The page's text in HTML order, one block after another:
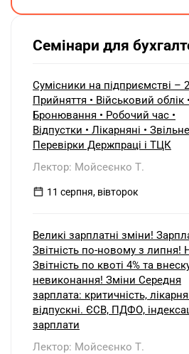
Семінари для
Сумісники на підприємстві –
Прийняття • Військовий облік •
Бронювання • Робочий час •
Відпустки • Лікарняні •
Перевірки Держпраці і ТЦК
Лектор: Мойсеєнко Т.
11 серпня, вівторок
Великі зарплатні зміни!
Звітність по-новому з липня!
Звітність по квоті 4% та
невиконання! Зміни Середня
зарплата: критичність,
відпускні. ЄСВ, ПДФО,
зарплати
Лектор: Мойсеєнко Т.